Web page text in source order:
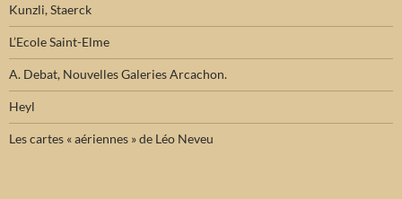
Kunzli, Staerck
L’Ecole Saint-Elme
A. Debat, Nouvelles Galeries Arcachon.
Heyl
Les cartes « aériennes » de Léo Neveu